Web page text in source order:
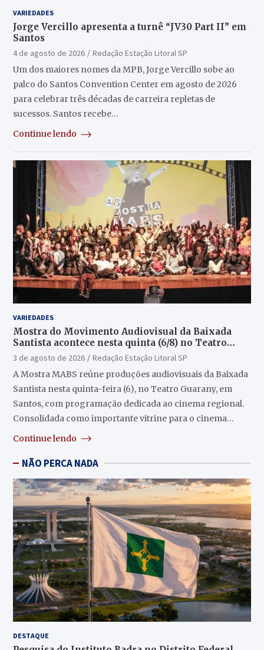
VARIEDADES
Jorge Vercillo apresenta a turnê “JV30 Part II” em
Santos
4 de agosto de 2026
Redação Estação Litoral SP
Um dos maiores nomes da MPB, Jorge Vercillo sobe ao
palco do Santos Convention Center em agosto de 2026
para celebrar três décadas de carreira repletas de
sucessos. Santos recebe…
Continue lendo
VARIEDADES
Mostra do Movimento Audiovisual da Baixada
Santista acontece nesta quinta (6/8) no Teatro
Guarany
3 de agosto de 2026
Redação Estação Litoral SP
A Mostra MABS reúne produções audiovisuais da Baixada
Santista nesta quinta-feira (6), no Teatro Guarany, em
Santos, com programação dedicada ao cinema regional.
Consolidada como importante vitrine para o cinema…
Continue lendo
NÃO PERCA NADA
DESTAQUE